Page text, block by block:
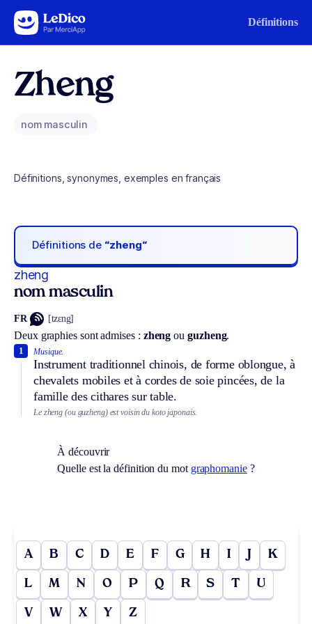
Aller au contenu Définitions
Zheng
nom masculin
Définitions, synonymes, exemples en français
Définitions de “zheng“
zheng
nom masculin
FR [tzɛng]
Deux graphies sont admises : zheng ou guzheng.
Musique.
Instrument traditionnel chinois, de forme oblongue, à
chevalets mobiles et à cordes de soie pincées, de la
famille des cithares sur table.
1
Le zheng (ou guzheng) est voisin du koto japonais.
À découvrir
Quelle est la définition du mot graphomanie?
A B C D E F G H I J K
L M N O P Q R S T U
V W X Y Z